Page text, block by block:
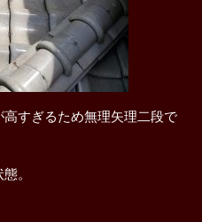
すぎるため無理矢理二段で
。